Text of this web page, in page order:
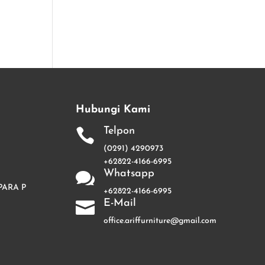
P
Hubungi Kami
 Telpon
(0291) 4290973
+62822-4166-6995
 Whatsapp
+62822-4166-6995
 E-Mail
office.ariffurniture@gmail.com